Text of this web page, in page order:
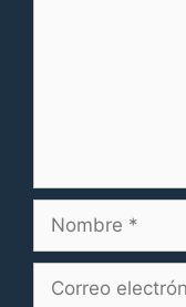
electrónico